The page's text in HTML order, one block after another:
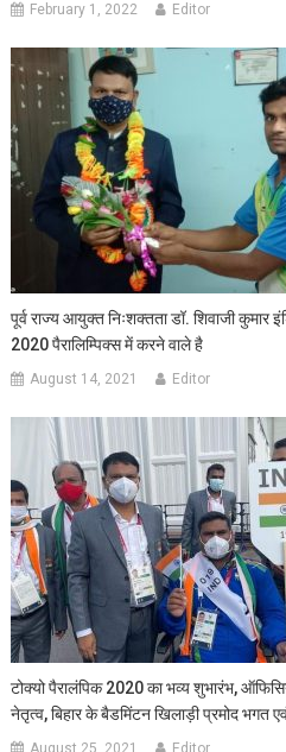
February 1, 2022 Editor
पूर्व राज्य आयुक्त निःशक्तता डॉ. शिवाजी कुमार
2020 पैरालिम्पिक्स में करने वाले है
August 14, 2021 Editor
टोक्यो पैरालंपिक 2020 का भव्य शुभारंभ,
नेतृत्व, बिहार के बैडमिंटन खिलाड़ी प्रमोद भगत
August 25, 2021 Editor